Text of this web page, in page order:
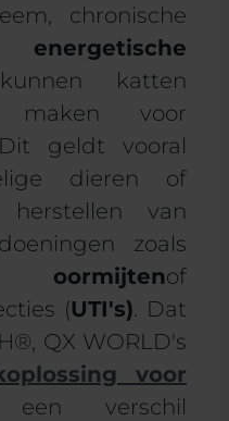
chronische
energetische
katten
maken voor
geldt vooral
dieren of
van
zoals
oormijtenof
(UTI's) . Dat
QX WORLD's
voor
verschil